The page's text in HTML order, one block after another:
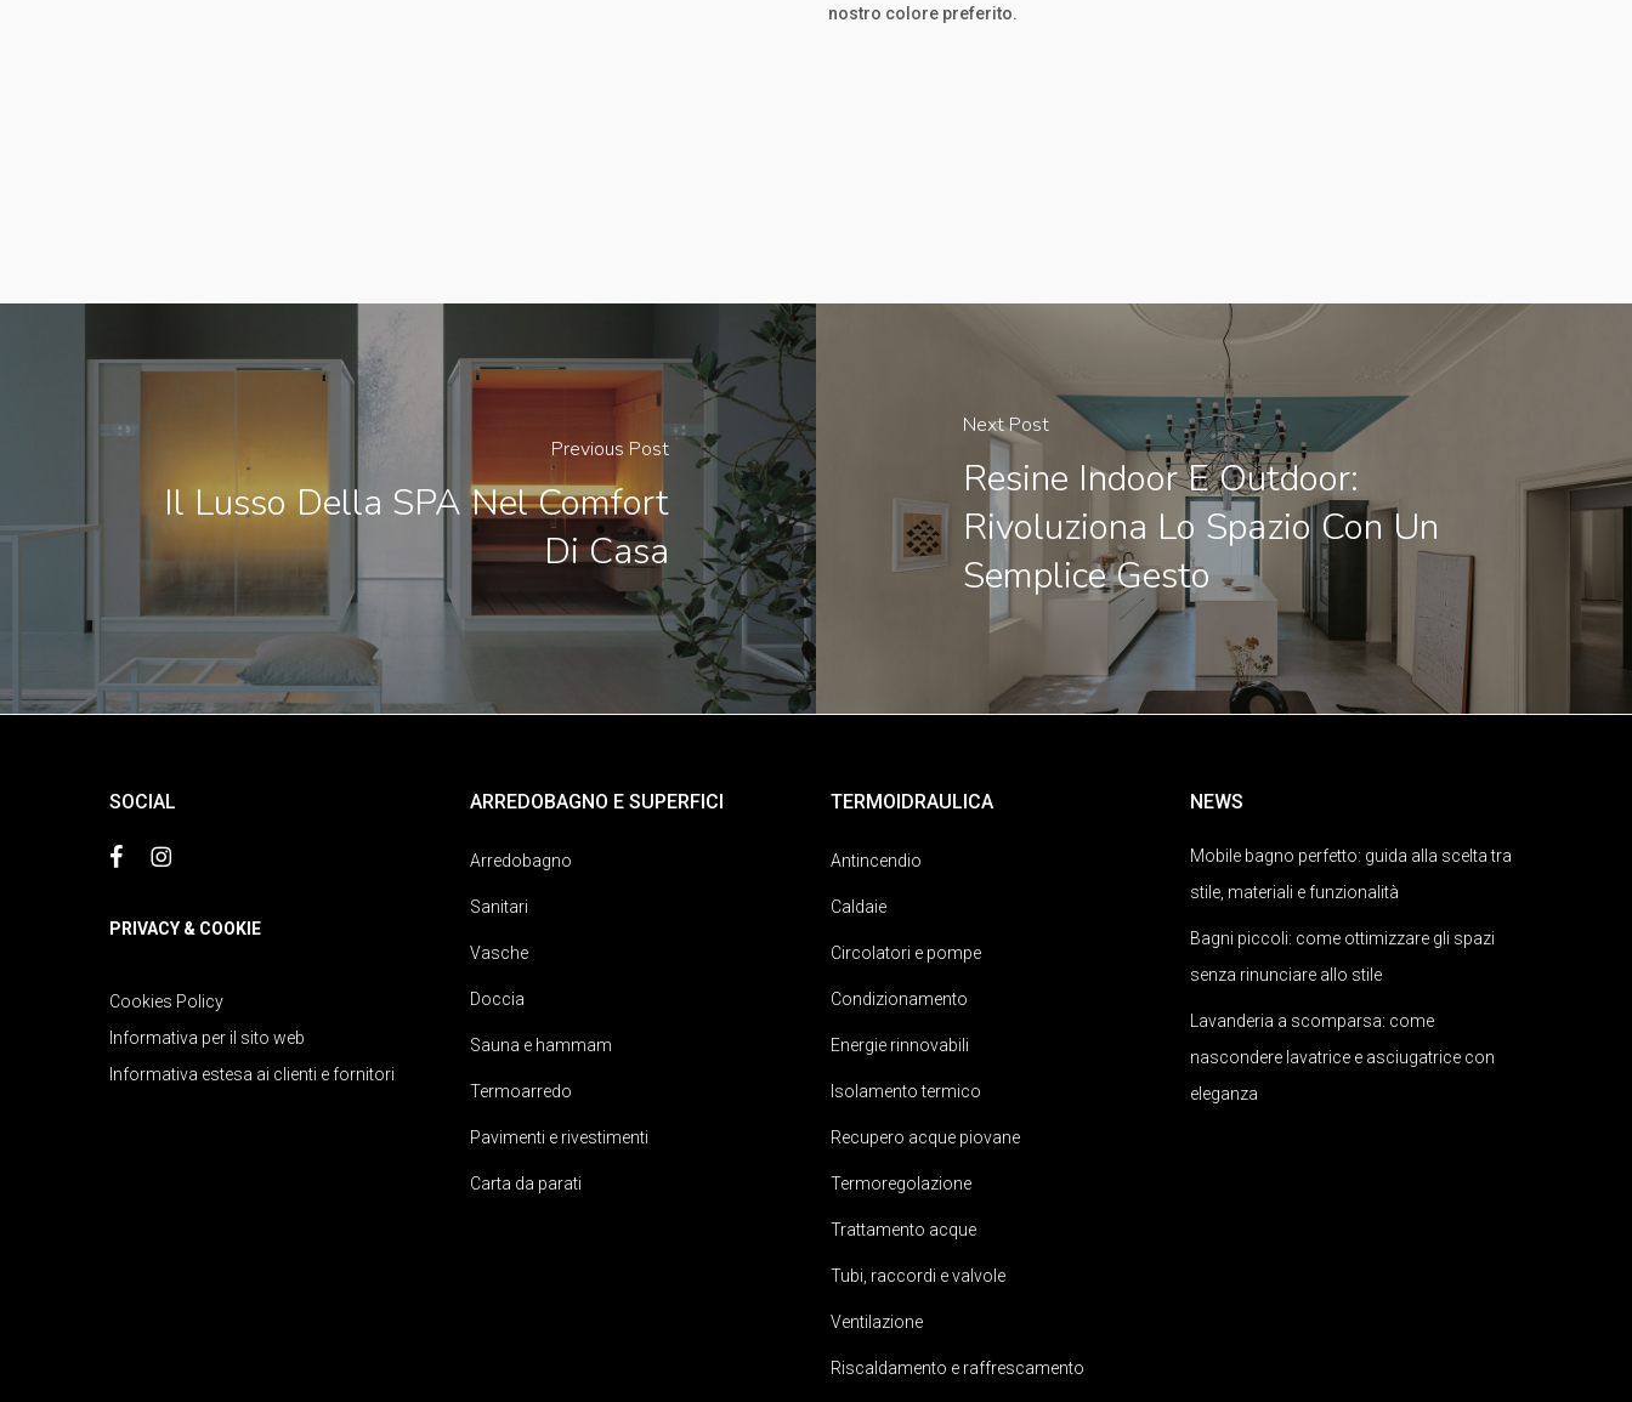
nostro colore preferito.
Previous Post
Il Lusso Della SPA Nel Comfort
Di Casa
Next Post
Resine Indoor E Outdoor:
Rivoluziona Lo Spazio Con Un
Semplice Gesto
SOCIAL
PRIVACY & COOKIE
Cookies Policy
Informativa per il sito web
Informativa estesa ai clienti e fornitori
ARREDOBAGNO E SUPERFICI
Arredobagno
Sanitari
Vasche
Doccia
Sauna e hammam
Termoarredo
Pavimenti e rivestimenti
Carta da parati
TERMOIDRAULICA
Antincendio
Caldaie
Circolatori e pompe
Condizionamento
Energie rinnovabili
Isolamento termico
Recupero acque piovane
Termoregolazione
Trattamento acque
Tubi, raccordi e valvole
Ventilazione
Riscaldamento e raffrescamento
NEWS
Mobile bagno perfetto: guida alla scelta tra
stile, materiali e funzionalità
Bagni piccoli: come ottimizzare gli spazi
senza rinunciare allo stile
Lavanderia a scomparsa: come
nascondere lavatrice e asciugatrice con
eleganza